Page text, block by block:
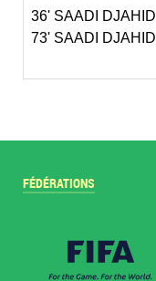
36' SAADI DJAHID
73' SAADI DJAHID
FÉDÉRATIONS